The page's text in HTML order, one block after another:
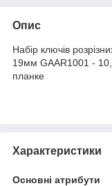
Опис
Набір ключів
19мм GAAR1001 -
планке
Характеристики
Основні атрибути